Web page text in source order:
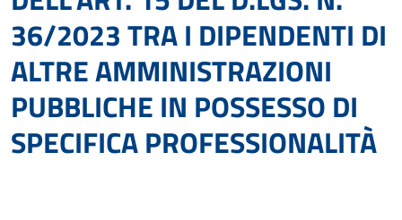
36/2023 TRA I DIPENDENTI DI
ALTRE AMMINISTRAZIONI
PUBBLICHE IN POSSESSO DI
SPECIFICA PROFESSIONALITÀ